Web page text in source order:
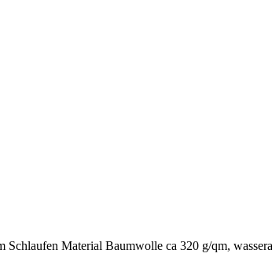
Material Baumwolle ca 320 g/qm,